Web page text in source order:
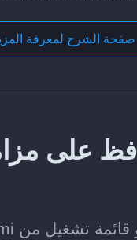
صفحة الشرح لمعرفة